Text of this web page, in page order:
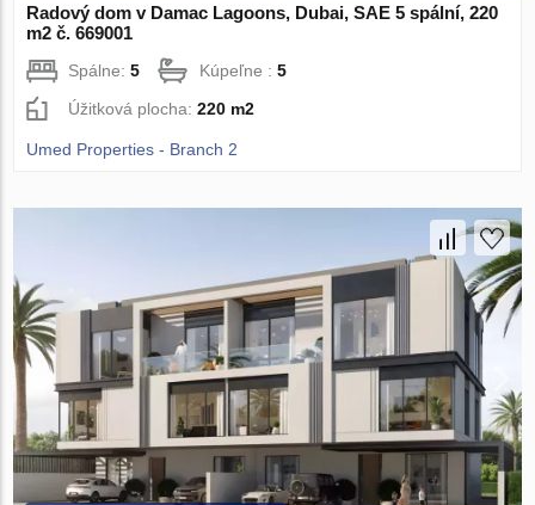
Radový dom v Damac Lagoons, Dubai, SAE 5 spální, 220
m2 č. 669001
Spálne:5 Kúpeľne :5
Úžitková plocha:220 m2
Umed Properties - Branch 2